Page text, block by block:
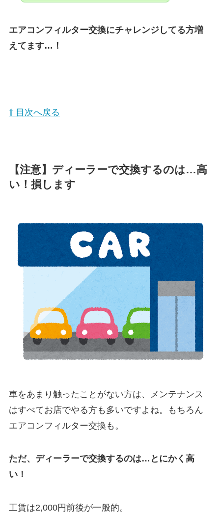
エアコンフィルター交換にチャレンジしてる方増
えてます…！
⇧ 目次へ戻る
【注意】ディーラーで交換するのは…高
い！損します
車をあまり触ったことがない方は、メンテナンス
はすべてお店でやる方も多いですよね。もちろん
エアコンフィルター交換も。
ただ、ディーラーで交換するのは…とにかく高
い！
工賃は2,000円前後が一般的。